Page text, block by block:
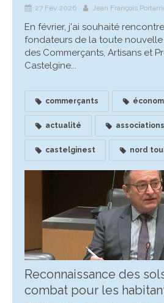
27 Fév 2026 Jean François
En février, j'ai souhaité
fondateurs de la toute nouvelle
des Commerçants, Artisans et
Castelgine...
commerçants
actualité associations
castelginest nord
Reconnaissance des
combat pour les